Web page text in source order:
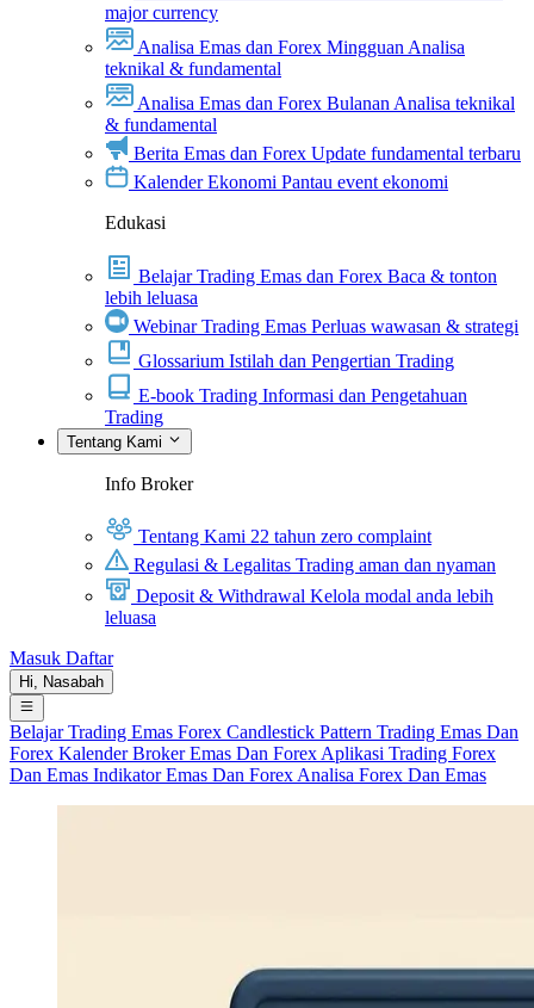
major currency
Analisa Emas dan Forex Mingguan Analisa
teknikal & fundamental
Analisa Emas dan Forex Bulanan Analisa teknikal
& fundamental
Berita Emas dan Forex Update fundamental terbaru
Kalender Ekonomi Pantau event ekonomi
Edukasi
Belajar Trading Emas dan Forex Baca & tonton
lebih leluasa
Webinar Trading Emas Perluas wawasan & strategi
Glossarium Istilah dan Pengertian Trading
E-book Trading Informasi dan Pengetahuan
Trading
Tentang Kami
Info Broker
Tentang Kami 22 tahun zero complaint
Regulasi & Legalitas Trading aman dan nyaman
Deposit & Withdrawal Kelola modal anda lebih
leluasa
Masuk Daftar
Hi, Nasabah
Belajar Trading Emas Forex Candlestick Pattern Trading Emas Dan
Forex KalenderBroker Emas Dan Forex Aplikasi Trading Forex
Dan Emas Indikator Emas Dan Forex Analisa Forex Dan Emas